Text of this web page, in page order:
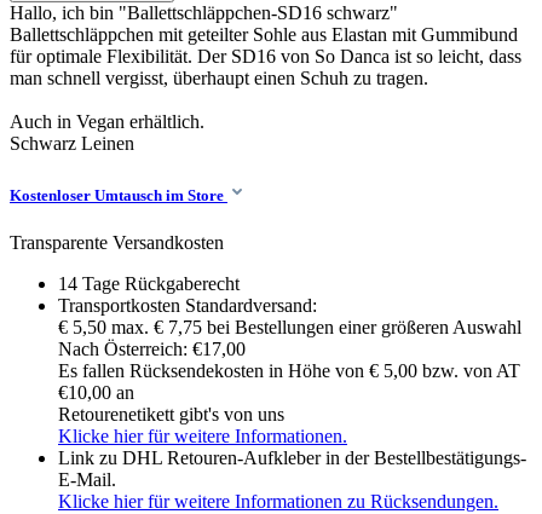
Hallo, ich bin "Ballettschläppchen-SD16 schwarz"
Ballettschläppchen mit geteilter Sohle aus Elastan mit Gummibund
für optimale Flexibilität. Der SD16 von So Danca ist so leicht, dass
man schnell vergisst, überhaupt einen Schuh zu tragen.
Auch in Vegan erhältlich.
Schwarz Leinen
Kostenloser Umtausch im Store
Transparente Versandkosten
14 Tage Rückgaberecht
Transportkosten Standardversand:
€ 5,50 max. € 7,75 bei Bestellungen einer größeren Auswahl
Nach Österreich: €17,00
Es fallen Rücksendekosten in Höhe von € 5,00 bzw. von AT
€10,00 an
Retourenetikett gibt's von uns
Klicke hier für weitere Informationen.
Link zu DHL Retouren-Aufkleber in der Bestellbestätigungs-
E-Mail.
Klicke hier für weitere Informationen zu Rücksendungen.